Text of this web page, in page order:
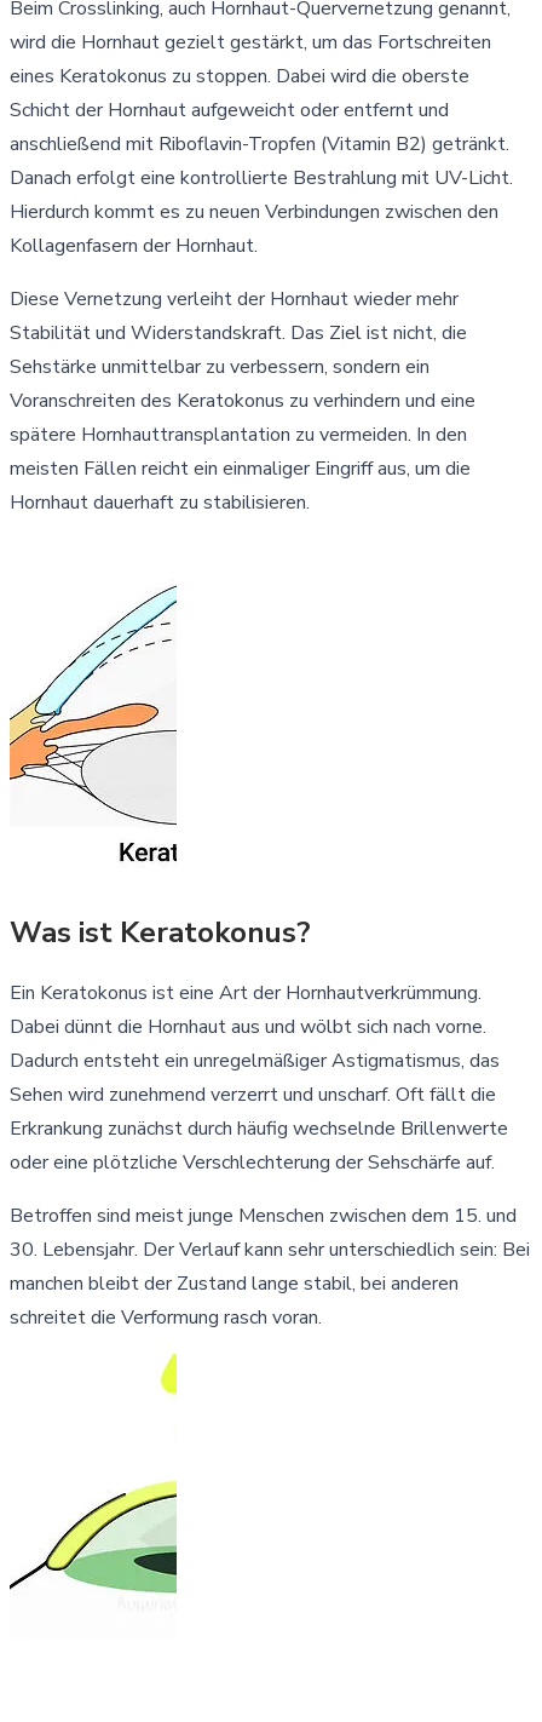
Beim Crosslinking, auch Hornhaut-Quervernetzung genannt,
wird die Hornhaut gezielt gestärkt, um das Fortschreiten
eines Keratokonus zu stoppen. Dabei wird die oberste
Schicht der Hornhaut aufgeweicht oder entfernt und
anschließend mit Riboflavin-Tropfen (Vitamin B2) getränkt.
Danach erfolgt eine kontrollierte Bestrahlung mit UV-Licht.
Hierdurch kommt es zu neuen Verbindungen zwischen den
Kollagenfasern der Hornhaut.
Diese Vernetzung verleiht der Hornhaut wieder mehr
Stabilität und Widerstandskraft. Das Ziel ist nicht, die
Sehstärke unmittelbar zu verbessern, sondern ein
Voranschreiten des Keratokonus zu verhindern und eine
spätere Hornhauttransplantation zu vermeiden. In den
meisten Fällen reicht ein einmaliger Eingriff aus, um die
Hornhaut dauerhaft zu stabilisieren.
Was ist Keratokonus?
Ein Keratokonus ist eine Art der Hornhautverkrümmung.
Dabei dünnt die Hornhaut aus und wölbt sich nach vorne.
Dadurch entsteht ein unregelmäßiger Astigmatismus, das
Sehen wird zunehmend verzerrt und unscharf. Oft fällt die
Erkrankung zunächst durch häufig wechselnde Brillenwerte
oder eine plötzliche Verschlechterung der Sehschärfe auf.
Betroffen sind meist junge Menschen zwischen dem 15. und
30. Lebensjahr. Der Verlauf kann sehr unterschiedlich sein: Bei
manchen bleibt der Zustand lange stabil, bei anderen
schreitet die Verformung rasch voran.